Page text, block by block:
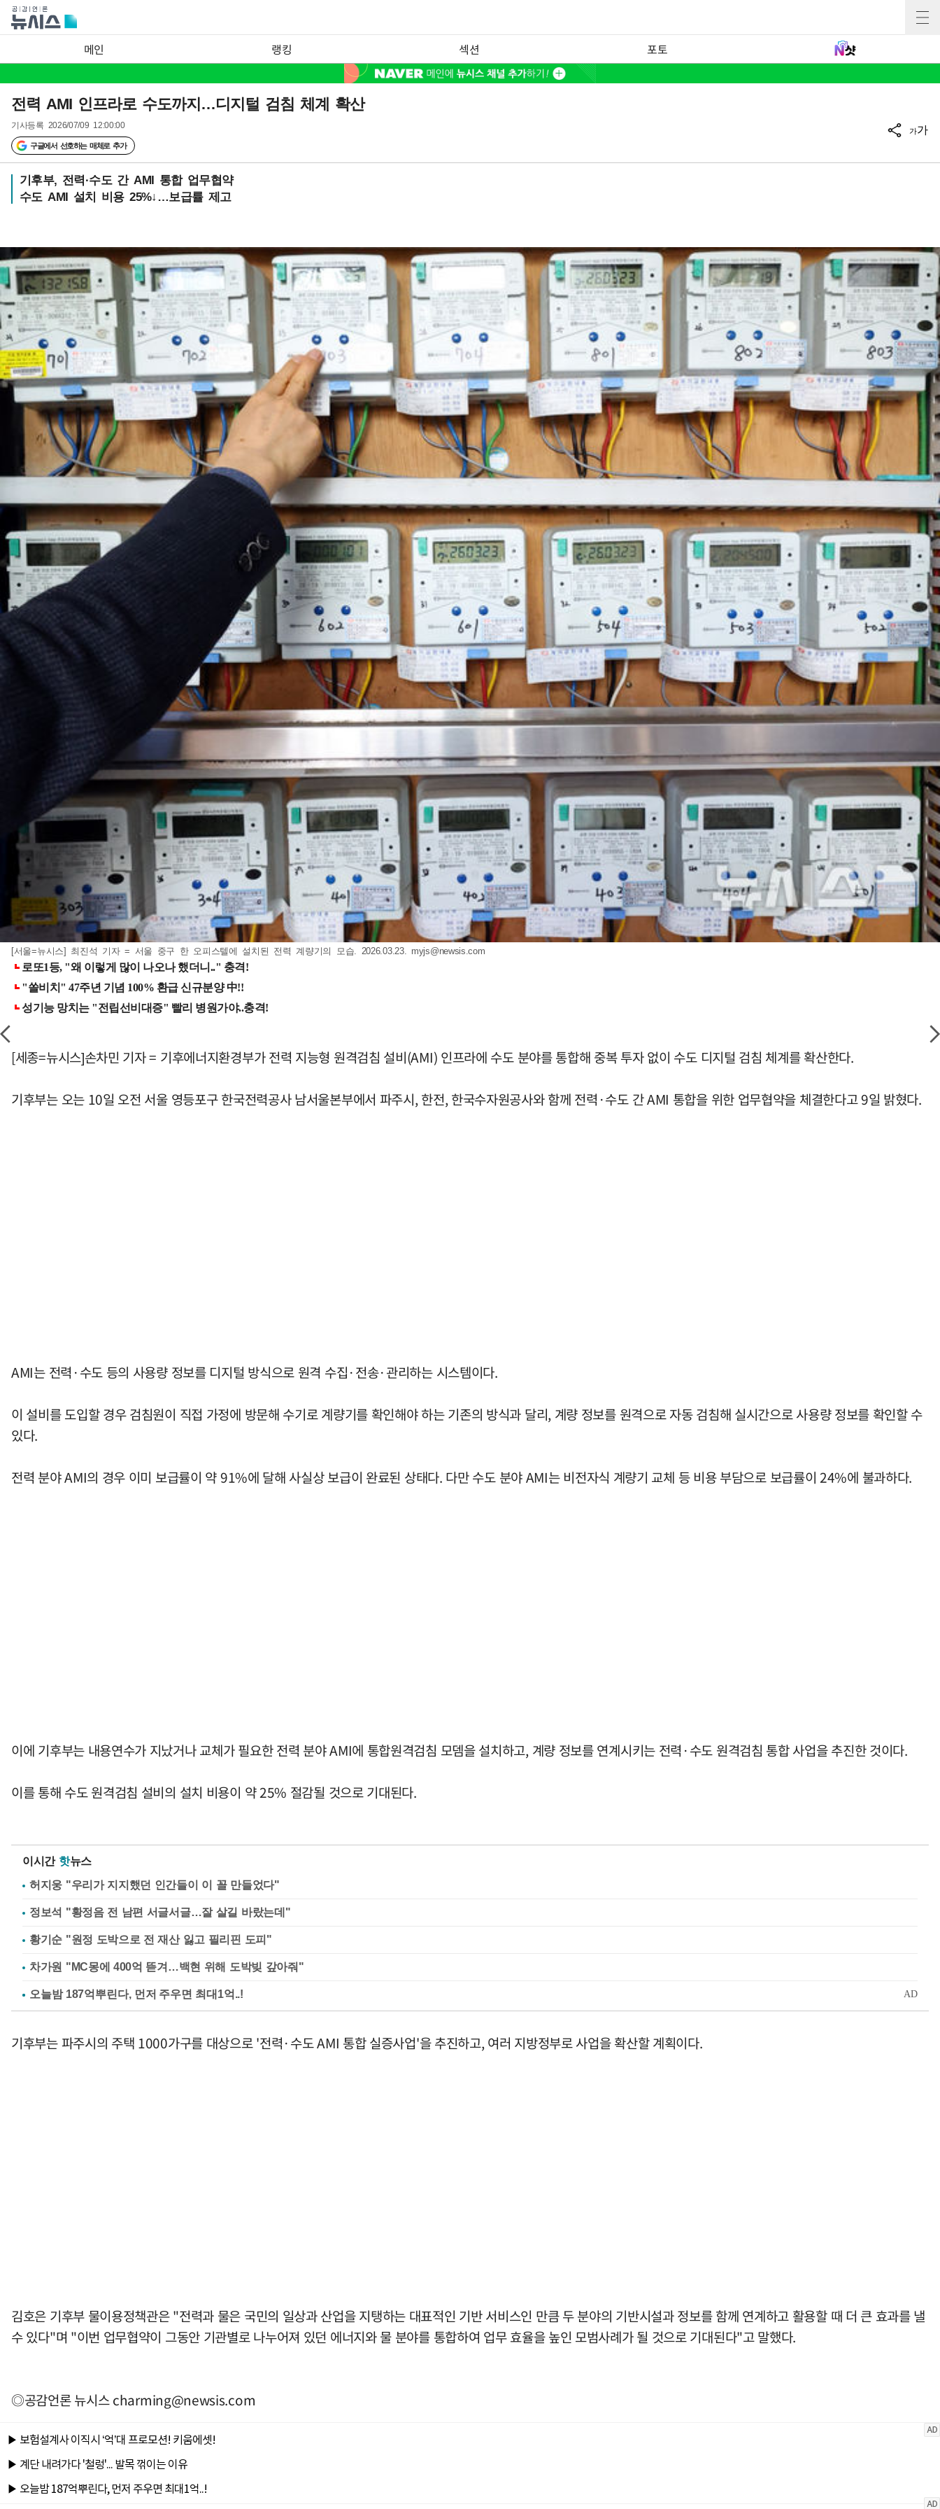
메인 랭킹 섹션 포토
전력 AMI 인프라로 수도까지…디지털 검침 체계 확산
기사등록 2026/07/09 12:00:00
구글에서 선호하는 매체로 추가
가가
기후부, 전력·수도 간 AMI 통합 업무협약
수도 AMI 설치 비용 25%↓…보급률 제고
[서울=뉴시스] 최진석 기자 = 서울 중구 한 오피스텔에 설치된 전력 계량기의 모습. 2026.03.23. myjs@newsis.com
[세종=뉴시스]손차민 기자 = 기후에너지환경부가 전력 지능형 원격검침 설비(AMI) 인프라에 수도 분야를 통합해 중복 투자 없이 수도 디지털 검침 체계를 확산한다.
기후부는 오는 10일 오전 서울 영등포구 한국전력공사 남서울본부에서 파주시, 한전, 한국수자원공사와 함께 전력·수도 간 AMI 통합을 위한 업무협약을 체결한다고 9일 밝혔다.
AMI는 전력·수도 등의 사용량 정보를 디지털 방식으로 원격 수집·전송·관리하는 시스템이다.
이 설비를 도입할 경우 검침원이 직접 가정에 방문해 수기로 계량기를 확인해야 하는 기존의 방식과 달리, 계량 정보를 원격으로 자동 검침해 실시간으로 사용량 정보를 확인할 수
있다.
전력 분야 AMI의 경우 이미 보급률이 약 91%에 달해 사실상 보급이 완료된 상태다. 다만 수도 분야 AMI는 비전자식 계량기 교체 등 비용 부담으로 보급률이 24%에 불과하다.
이에 기후부는 내용연수가 지났거나 교체가 필요한 전력 분야 AMI에 통합원격검침 모뎀을 설치하고, 계량 정보를 연계시키는 전력·수도 원격검침 통합 사업을 추진한 것이다.
이를 통해 수도 원격검침 설비의 설치 비용이 약 25% 절감될 것으로 기대된다.
이시간 핫뉴스
허지웅 "우리가 지지했던 인간들이 이 꼴 만들었다"
정보석 "황정음 전 남편 서글서글…잘 살길 바랐는데"
황기순 "원정 도박으로 전 재산 잃고 필리핀 도피"
차가원 "MC몽에 400억 뜯겨…백현 위해 도박빚 갚아줘"
기후부는 파주시의 주택 1000가구를 대상으로 '전력·수도 AMI 통합 실증사업'을 추진하고, 여러 지방정부로 사업을 확산할 계획이다.
김호은 기후부 물이용정책관은 "전력과 물은 국민의 일상과 산업을 지탱하는 대표적인 기반 서비스인 만큼 두 분야의 기반시설과 정보를 함께 연계하고 활용할 때 더 큰 효과를 낼
수 있다"며 "이번 업무협약이 그동안 기관별로 나누어져 있던 에너지와 물 분야를 통합하여 업무 효율을 높인 모범사례가 될 것으로 기대된다"고 말했다.
◎공감언론 뉴시스charming@newsis.com